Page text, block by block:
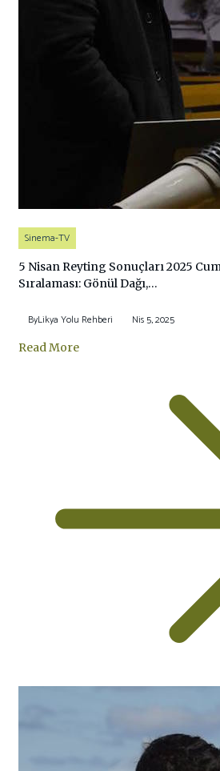
Sinema-TV
5 Nisan Reyting Sonuçları 2025
Sıralaması: Gönül Dağı,…
ByLikya Yolu Rehberi Nis 5, 2025
Read More